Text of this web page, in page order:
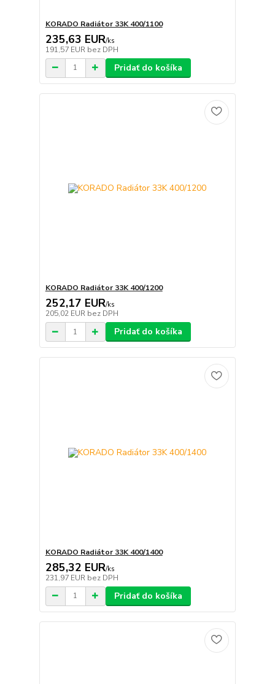
KORADO Radiátor 33K 400/1100
235,63 EUR/ks
191,57 EUR bez DPH
Pridať do košíka
KORADO Radiátor 33K 400/1200
252,17 EUR/ks
205,02 EUR bez DPH
Pridať do košíka
KORADO Radiátor 33K 400/1400
285,32 EUR/ks
231,97 EUR bez DPH
Pridať do košíka